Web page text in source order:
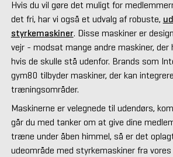
Hvis du vil gøre det muligt for
det fri, har vi også et udvalg af robuste,
styrkemaskiner. Disse maskiner er
vejr - modsat mange andre maskiner, der
hvis de skulle stå udenfor. Brands som
gym80 tilbyder maskiner, der kan
træningsområder.
Maskinerne er velegnede til udendørs,
går du med tanker om at give dine
træne under åben himmel, så er det
udeområde med styrkemaskiner fra